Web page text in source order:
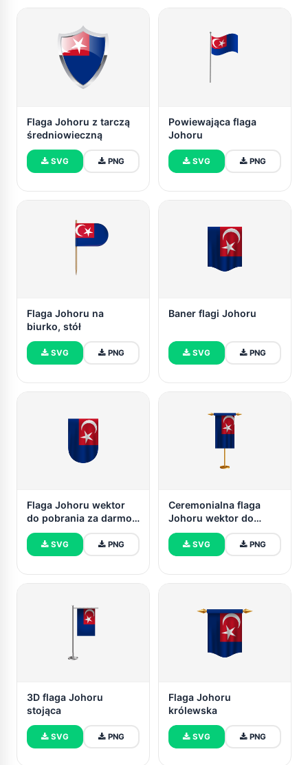
Flaga Johoru z tarczą
średniowieczną
SVG PNG
Powiewająca flaga
Johoru
SVG PNG
Flaga Johoru na
biurko, stół
SVG PNG
Baner flagi Johoru
SVG PNG
Flaga Johoru wektor
do pobrania za darmo
(SVG, PNG)
SVG PNG
Ceremonialna flaga
Johoru wektor do
pobrania za darmo
SVG PNG
3D flaga Johoru
stojąca
SVG PNG
Flaga Johoru
królewska
SVG PNG